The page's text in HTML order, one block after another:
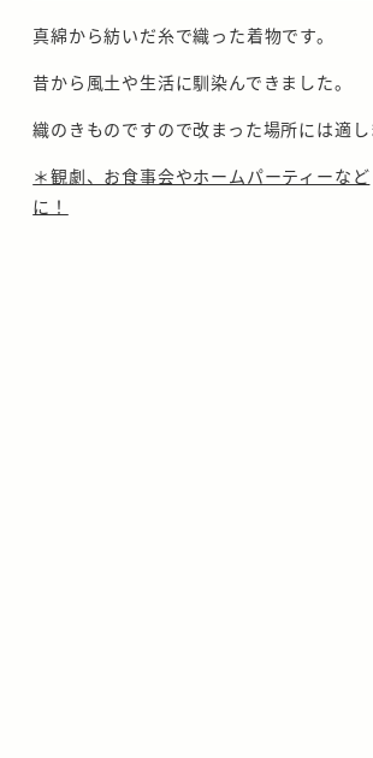
真綿から紡いだ糸で織った着物です。
昔から風土や生活に馴染んできました。
織のきものですので改まった場所には適し
＊観劇、お食事会やホームパーティーなど
に！